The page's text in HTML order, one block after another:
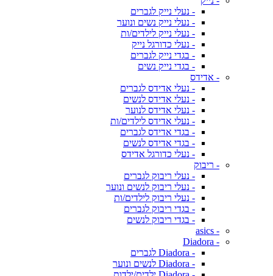
- נעלי נייק לגברים
- נעלי נייק נשים ונוער
- נעלי נייק לילדים/ות
- נעלי כדורגל נייק
- בגדי נייק לגברים
- בגדי נייק נשים
- אדידס
- נעלי אדידס לגברים
- נעלי אדידס לנשים
- נעלי אדידס לנוער
- נעלי אדידס לילדים/ות
- בגדי אדידס לגברים
- בגדי אדידס לנשים
- נעלי כדורגל אדידס
- ריבוק
- נעלי ריבוק לגברים
- נעלי ריבוק לנשים ונוער
- נעלי ריבוק לילדים/ות
- בגדי ריבוק לגברים
- בגדי ריבוק לנשים
- asics
- Diadora
- Diadora לגברים
- Diadora לנשים ונוער